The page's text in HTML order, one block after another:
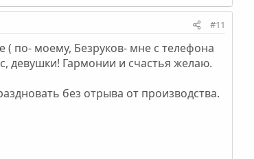
#11
по- моему, Безруков- мне с телефона
девушки! Гармонии и счастья желаю.
без отрыва от производства.